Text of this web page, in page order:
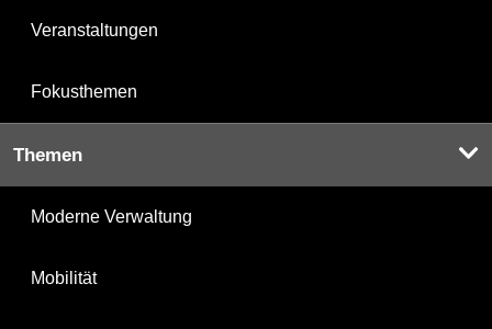
Veranstaltungen
Fokusthemen
Themen
Moderne Verwaltung
Mobilität